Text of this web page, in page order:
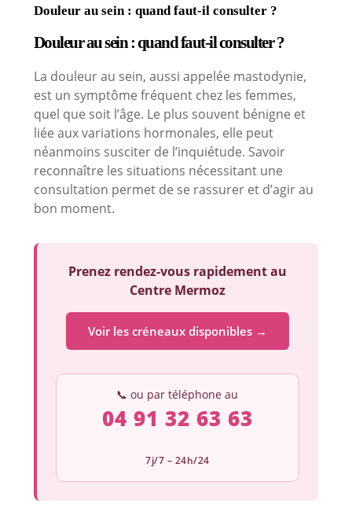
Douleur au sein : quand faut-il consulter ?
Douleur au sein : quand faut-il consulter ?
La douleur au sein, aussi appelée mastodynie,
est un symptôme fréquent chez les femmes,
quel que soit l’âge. Le plus souvent bénigne et
liée aux variations hormonales, elle peut
néanmoins susciter de l’inquiétude. Savoir
reconnaître les situations nécessitant une
consultation permet de se rassurer et d’agir au
bon moment.
Prenez rendez-vous rapidement au
Centre Mermoz
Voir les créneaux disponibles →
📞 ou par téléphone au
04 91 32 63 63
7j/7 – 24h/24